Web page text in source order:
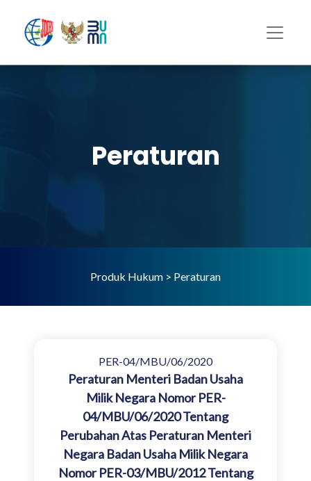
Peraturan
Produk Hukum > Peraturan
PER-04/MBU/06/2020
Peraturan Menteri Badan Usaha
Milik Negara Nomor PER-
04/MBU/06/2020 Tentang
Perubahan Atas Peraturan Menteri
Negara Badan Usaha Milik Negara
Nomor PER-03/MBU/2012 Tentang